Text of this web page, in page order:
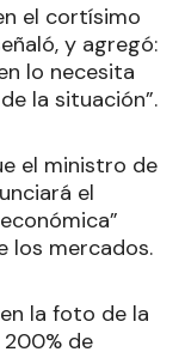
el cortísimo
y agregó:
lo necesita
la situación”.
el ministro de
el
los mercados.
la foto de la
de